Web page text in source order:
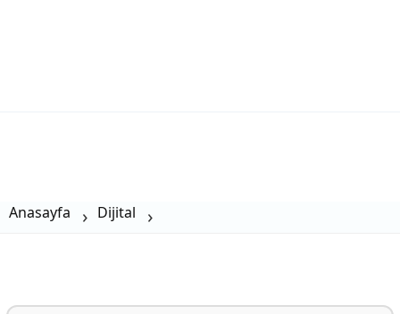
Anasayfa Dijital